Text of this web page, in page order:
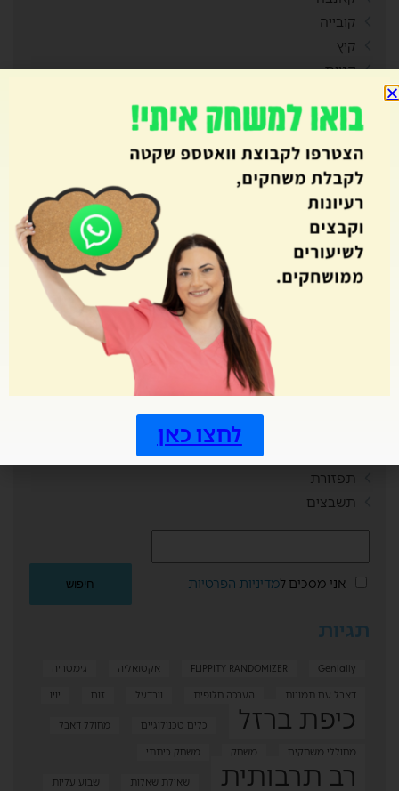
קובייה
קיץ
קניות
רביעיות
ריכוז חברתי
רכילות
רכישת קריאה
רפלקציה
שאילת שאלות
שבוע עליות
שטף ודיוק קריאה
תפזורת
תשבצים
אני מסכים למדיניות הפרטיות
תגיות
FLIPPITY RANDOMIZER Genially אקטואליה
גימטריה
דאבל עם תמונות
הערכה חלופית וורדעל זום יויו
כיפת ברזל כלים טכנולוגיים
מחולל דאבל
מחוללי משחקים
משחק משחק כיתתי
רב תרבותית שאילת שאלות
שבוע עליות
לחצו כאן